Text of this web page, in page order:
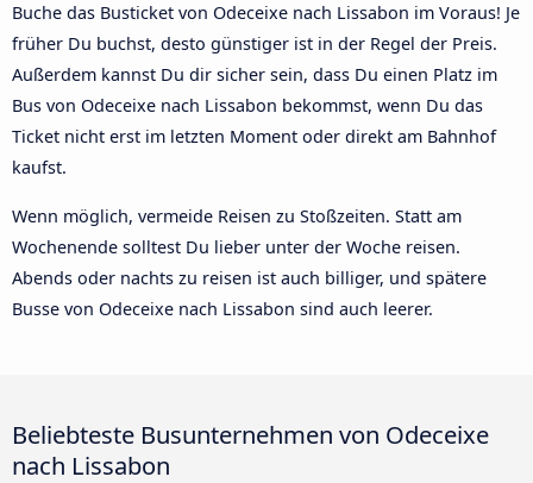
Buche das Busticket von Odeceixe nach Lissabon im Voraus! Je
früher Du buchst, desto günstiger ist in der Regel der Preis.
Außerdem kannst Du dir sicher sein, dass Du einen Platz im
Bus von Odeceixe nach Lissabon bekommst, wenn Du das
Ticket nicht erst im letzten Moment oder direkt am Bahnhof
kaufst.
Wenn möglich, vermeide Reisen zu Stoßzeiten. Statt am
Wochenende solltest Du lieber unter der Woche reisen.
Abends oder nachts zu reisen ist auch billiger, und spätere
Busse von Odeceixe nach Lissabon sind auch leerer.
Beliebteste Busunternehmen von Odeceixe
nach Lissabon